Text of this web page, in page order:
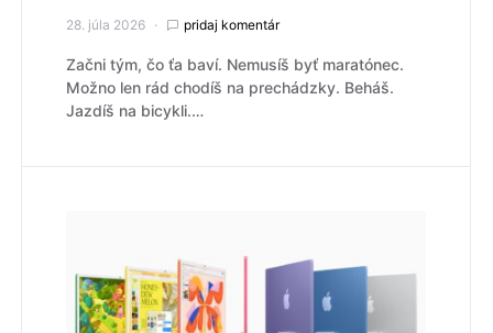
28. júla 2026 pridaj komentár
Začni tým, čo ťa baví. Nemusíš byť maratónec.
Možno len rád chodíš na prechádzky. Beháš.
Jazdíš na bicykli.…